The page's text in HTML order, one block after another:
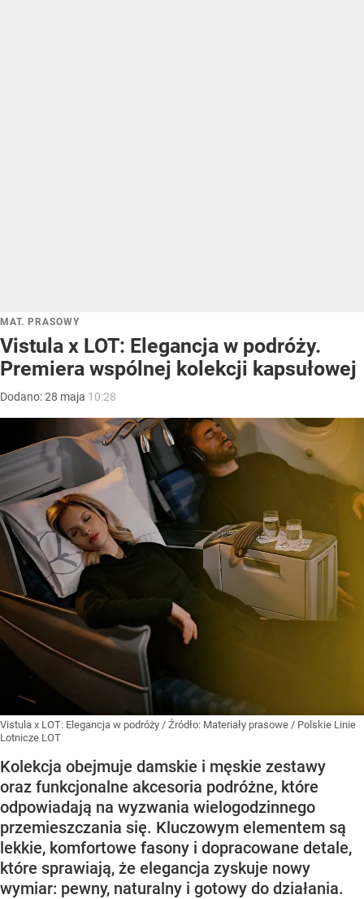
MAT. PRASOWY
Vistula x LOT: Elegancja w podróży.
Premiera wspólnej kolekcji kapsułowej
Dodano:28 maja 10:28
Vistula x LOT: Elegancja w podróży / Źródło: Materiały prasowe / Polskie Linie
Lotnicze LOT
Kolekcja obejmuje damskie i męskie zestawy
oraz funkcjonalne akcesoria podróżne, które
odpowiadają na wyzwania wielogodzinnego
przemieszczania się. Kluczowym elementem są
lekkie, komfortowe fasony i dopracowane detale,
które sprawiają, że elegancja zyskuje nowy
wymiar: pewny, naturalny i gotowy do działania.